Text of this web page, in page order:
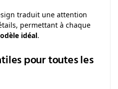
traduit une attention
permettant à chaque
idéal.
pour toutes les